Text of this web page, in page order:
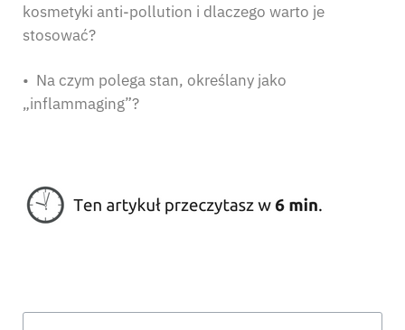
kosmetyki anti-pollution i dlaczego warto je
stosować?
• Na czym polega stan, określany jako
„inflammaging”?